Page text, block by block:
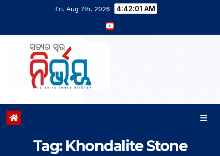
Fri. Aug 7th, 2026 4:42:02 AM
Tag: Khondalite Stone